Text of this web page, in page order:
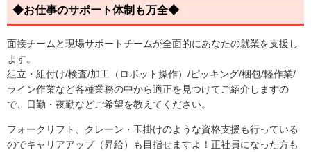
◆お仕事のサポート体制も万全◆
面接チームと現場サポートチームが全面的にあなたの就業を支援し
ます。
組立・組付け/検査/加工（ロボット操作）/ピッキング/梱包/軽作業/
ライン作業など各種業務の中から適正を見つけてご紹介しますの
で、日勤・夜勤などご希望を教えてください。
フォークリフト、クレーン・玉掛けのような資格支援も行っている
のでキャリアアップ（昇給）も目指せますよ！正社員になった方も